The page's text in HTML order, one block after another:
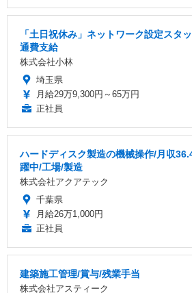
「土日祝休み」ネットワーク設定スタ
通費支給
株式会社小林
埼玉県
月給29万9,300円～65万円
正社員
ハードディスク製造の機械操作/月収
躍中/工場/製造
株式会社アクアテック
千葉県
月給26万1,000円
正社員
建築施工管理/賞与/残業手当
株式会社アスティーク